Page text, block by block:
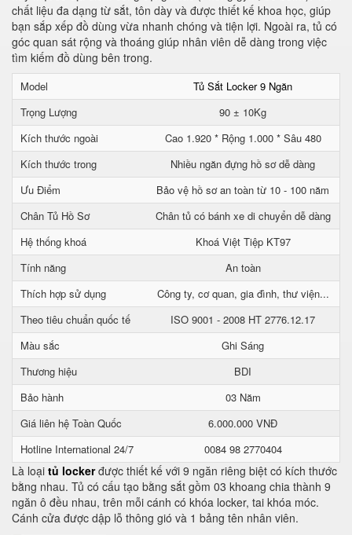
chất liệu đa dạng từ sắt, tôn dày và được thiết kế khoa học, giúp
bạn sắp xếp đồ dùng vừa nhanh chóng và tiện lợi. Ngoài ra, tủ có
góc quan sát rộng và thoáng giúp nhân viên dễ dàng trong việc
tìm kiếm đồ dùng bên trong.
Model
Tủ Sắt Locker 9 Ngăn
Trọng Lượng
90 ± 10Kg
Kích thước ngoài
Cao 1.920 * Rộng 1.000 * Sâu 480
Kích thước trong
Nhiều ngăn đựng hồ sơ dễ dàng
Ưu Điểm
Bảo vệ hồ sơ an toàn từ 10 - 100 năm
Chân Tủ Hồ Sơ
Chân tủ có bánh xe di chuyển dễ dàng
Hệ thống khoá
Khoá Việt Tiệp KT97
Tính năng
An toàn
Thích hợp sử dụng
Công ty, cơ quan, gia đình, thư viện...
Theo tiêu chuẩn quốc tế
ISO 9001 - 2008 HT 2776.12.17
Màu sắc
Ghi Sáng
Thương hiệu
BDI
Bảo hành
03 Năm
Giá liên hệ Toàn Quốc
6.000.000 VNĐ
Hotline International 24/7
0084 98 2770404
Là loại tủ lockerđược thiết kế với 9 ngăn riêng biệt có kích thước
bằng nhau. Tủ có cấu tạo bằng sắt gồm 03 khoang chia thành 9
ngăn ô đều nhau, trên mỗi cánh có khóa locker, tai khóa móc.
Cánh cửa được dập lỗ thông gió và 1 bảng tên nhân viên.